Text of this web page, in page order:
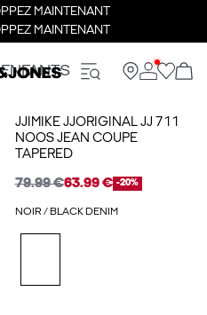
MAINTENANT
MAINTENANT
ENFANTS
JJIMIKE JJORIGINAL JJ 711
NOOS JEAN COUPE
TAPERED
79.99 €63.99 € -20%
NOIR / BLACK DENIM